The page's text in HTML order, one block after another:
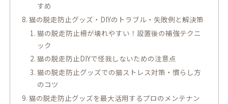
すめ
猫の脱走防止グッズ・DIYのトラブル・失敗例と解決策
猫の脱走防止柵が壊れやすい！設置後の補強テクニ
ック
猫の脱走防止DIYで怪我しないための注意点
猫の脱走防止グッズでの猫ストレス対策・慣らし方
のコツ
猫の脱走防止グッズを最大活用するプロのメンテナン